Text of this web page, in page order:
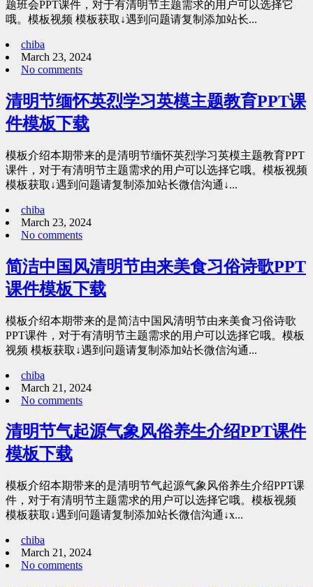
题班会PPT课件，对于有清明节主题需求的用户可以选择它
哦。模板视频 模板获取↓遇到问题请复制添加站长...
chiba
March 23, 2024
No comments
清明节缅怀英烈学习英模主题教育PPT课
件模板下载
模板介绍本期带来的是清明节缅怀英烈学习英模主题教育PPT
课件，对于有清明节主题需求的用户可以选择它哦。模板视频
模板获取↓遇到问题请复制添加站长微信沟通↓...
chiba
March 23, 2024
No comments
简洁中国风清明节由来美食习俗诗歌PPT
课件模板下载
模板介绍本期带来的是简洁中国风清明节由来美食习俗诗歌
PPT课件，对于有清明节主题需求的用户可以选择它哦。模板
视频 模板获取↓遇到问题请复制添加站长微信沟通...
chiba
March 21, 2024
No comments
清明节气起源气象风俗养生介绍PPT课件
模板下载
模板介绍本期带来的是清明节气起源气象风俗养生介绍PPT课
件，对于有清明节主题需求的用户可以选择它哦。模板视频
模板获取↓遇到问题请复制添加站长微信沟通↓x...
chiba
March 21, 2024
No comments